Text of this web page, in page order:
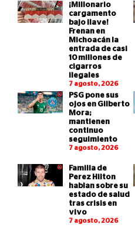
¡Millonario
cargamento
bajo llave!
Frenan en
Michoacán la
entrada de casi
10 millones de
cigarros
ilegales
7 agosto, 2026
PSG pone sus
ojos en Gilberto
Mora;
mantienen
continuo
seguimiento
7 agosto, 2026
Familia de
Perez Hilton
hablan sobre su
estado de salud
tras crisis en
vivo
7 agosto, 2026